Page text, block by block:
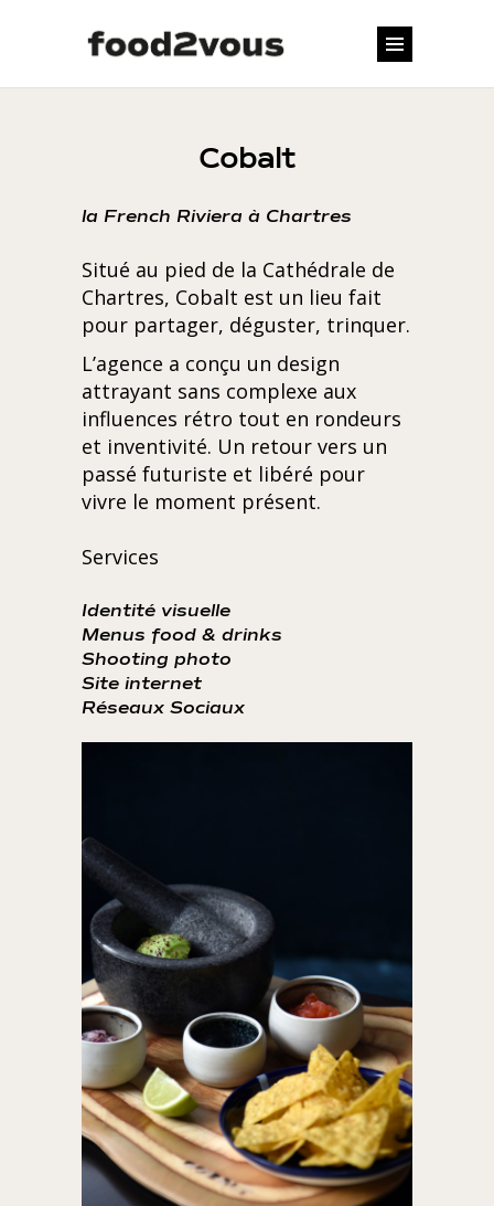
Cobalt
la French Riviera à Chartres
Situé au pied de la Cathédrale de
Chartres, Cobalt est un lieu fait
pour partager, déguster, trinquer.
L’agence a conçu un design
attrayant sans complexe aux
influences rétro tout en rondeurs
et inventivité. Un retour vers un
passé futuriste et libéré pour
vivre le moment présent.
Services
Identité visuelle
Menus food & drinks
Shooting photo
Site internet
Réseaux Sociaux